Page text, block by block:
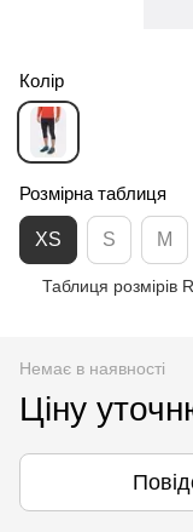
Колір
Розмірна таблиця
XS S M
Таблиця розмірів
Немає в наявності
Ціну